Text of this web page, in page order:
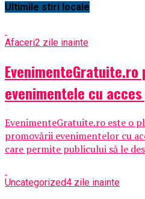
Ultimile stiri locale
Afaceri2 zile inainte
EvenimenteGratuite.ro
evenimentele cu
EvenimenteGratuite.ro este o
promovării evenimentelor cu
care permite publicului să le
Uncategorized4 zile inainte